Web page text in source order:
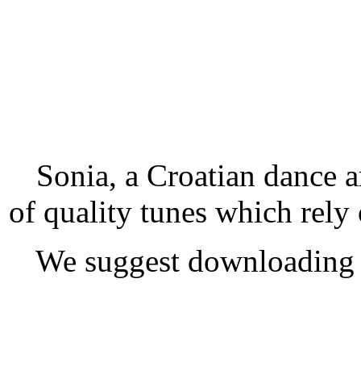
Sonia, a Croatian dance
of quality tunes which
We suggest